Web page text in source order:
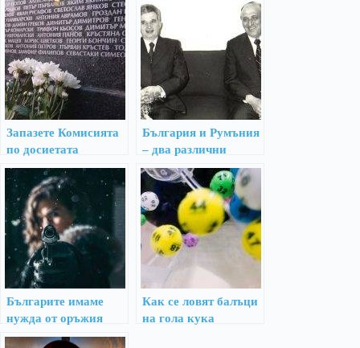
Запазете Комисията
по досиетата
България и Румъния
– два различни
Прехода
Българите имаме
нужда от оръжия
Как се ловят балъци
на гола кука